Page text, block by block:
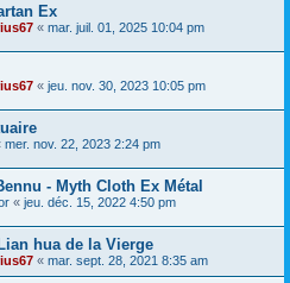
Ex
« mar. juil. 01, 2025 10:04 pm
« jeu. nov. 30, 2023 10:05 pm
mer. nov. 22, 2023 2:24 pm
- Myth Cloth Ex Métal
« jeu. déc. 15, 2022 4:50 pm
hua de la Vierge
« mar. sept. 28, 2021 8:35 am